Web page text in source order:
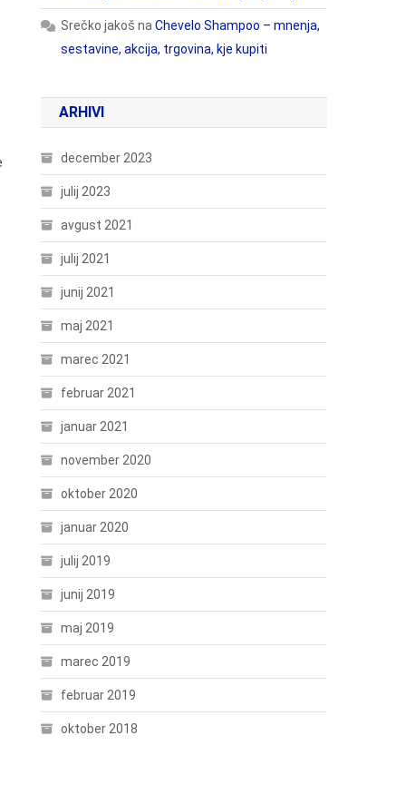
Srečko jakoš naChevelo Shampoo – mnenja,
sestavine, akcija, trgovina, kje kupiti
ARHIVI
december 2023
julij 2023
avgust 2021
julij 2021
junij 2021
maj 2021
marec 2021
februar 2021
januar 2021
november 2020
oktober 2020
januar 2020
julij 2019
junij 2019
maj 2019
marec 2019
februar 2019
oktober 2018